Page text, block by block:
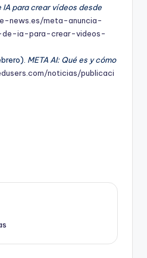
IA para crear vídeos desde
news.es/meta-anuncia-
de-ia-para-crear-videos-
META AI: Qué es y cómo
noticias/publicaci